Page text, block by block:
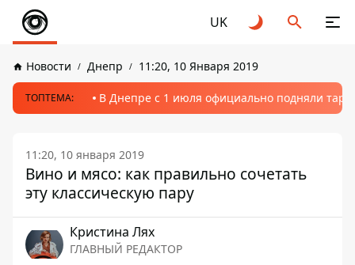
UK
Новости Днепр 11:20, 10 Января 2019
ТОПТЕМА: В Днепре с 1 июля официально подняли
11:20, 10 января 2019
Вино и мясо: как правильно сочетать
эту классическую пару
Кристина Лях
ГЛАВНЫЙ РЕДАКТОР